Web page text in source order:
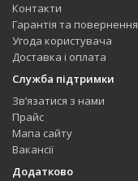
Контакти
Гарантія та повернення
Угода користувача
Доставка і оплата
Служба підтримки
Зв’язатися з нами
Прайс
Мапа сайту
Вакансії
Додатково